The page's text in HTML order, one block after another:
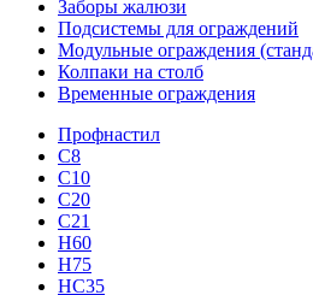
Заборы жалюзи
Подсистемы для ограждений
Модульные ограждения
Колпаки на столб
Временные ограждения
Профнастил
С8
С10
С20
С21
H60
H75
HС35